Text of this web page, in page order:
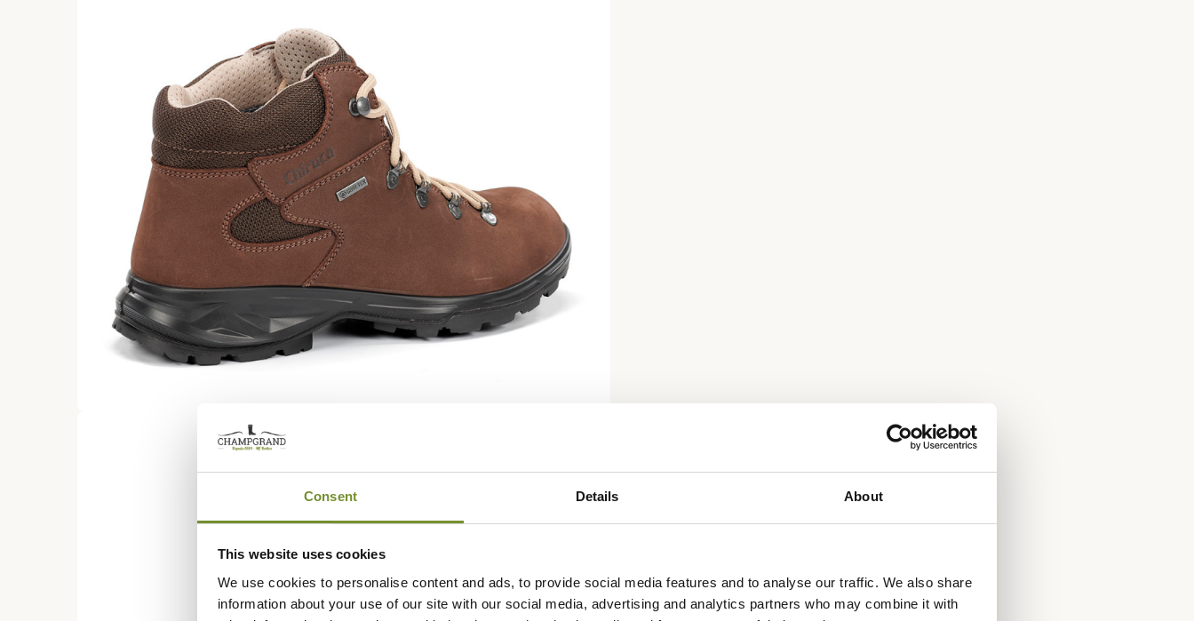
Consent Details About
This website uses cookies
We use cookies to personalise content and ads, to provide social media features and to analyse our traffic. We also share
information about your use of our site with our social media, advertising and analytics partners who may combine it with